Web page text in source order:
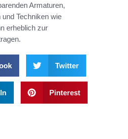
Armaturen,
Techniken wie
erheblich zur
Twitter
Pinterest